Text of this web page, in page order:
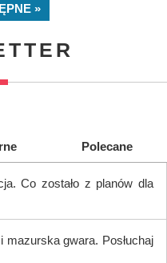
»
Polecane
Co zostało z planów dla
mazurska gwara. Posłuchaj